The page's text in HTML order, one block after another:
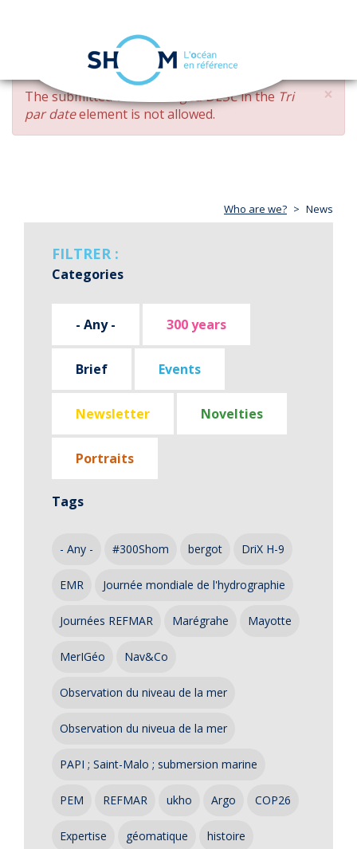
Skip
main
content
navigation
×
ERROR
MESSAGE
The submitted value changed DESCin the Tri
par dateelement is not allowed.
Who are we? News
FILTRER :
Categories
- Any - 300 years
Brief Events
Newsletter Novelties
Portraits
Tags
- Any - #300Shom bergot DriX H-9
EMR Journée mondiale de l'hydrographie
Journées REFMAR Marégrahe Mayotte
MerIGéo Nav&Co
Observation du niveau de la mer
Observation du niveua de la mer
PAPI ; Saint-Malo ; submersion marine
PEM REFMAR ukho Argo COP26
Expertise géomatique histoire